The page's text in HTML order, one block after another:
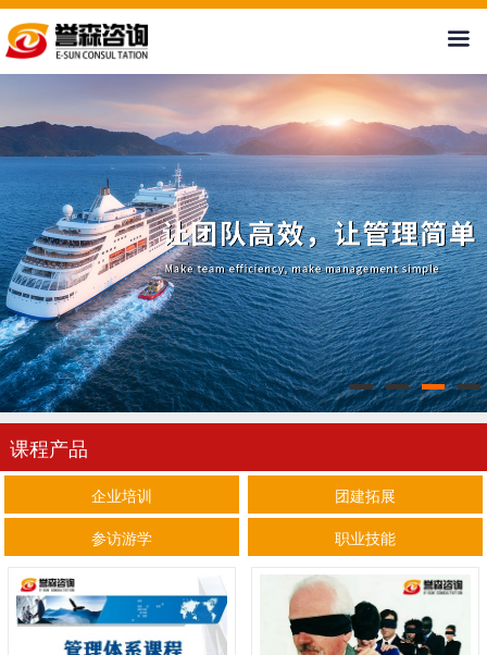
关于我们
新闻中心
课程产品
案例展示
培训基地
人才招聘
联系我们
课程产品
企业培训
团建拓展
参访游学
职业技能